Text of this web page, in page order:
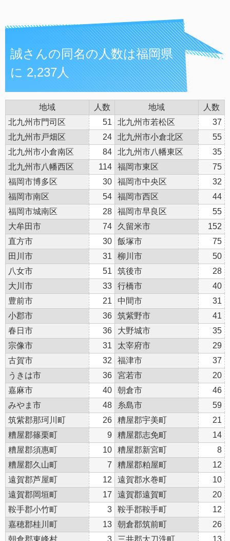
誠さんの同名の人数は福岡県
に 2,237人
地域 人数 地域
人数
北九州市門司区
51 北九州市若松区
37
北九州市戸畑区
24 北九州市小倉北区
55
北九州市小倉南区
84 北九州市八幡東区
35
北九州市八幡西区
114 福岡市東区
75
福岡市博多区
30 福岡市中央区
32
福岡市南区
54 福岡市西区
44
福岡市城南区
28 福岡市早良区
55
大牟田市
74 久留米市
152
直方市
30 飯塚市
75
田川市
31 柳川市
50
八女市
51 筑後市
28
大川市
33 行橋市
40
豊前市
21 中間市
31
小郡市
36 筑紫野市
41
春日市
36 大野城市
35
宗像市
31 太宰府市
29
古賀市
32 福津市
37
うきは市
36 宮若市
20
嘉麻市
40 朝倉市
46
みやま市
48 糸島市
59
筑紫郡那珂川町
26 糟屋郡宇美町
21
糟屋郡篠栗町
9 糟屋郡志免町
14
糟屋郡須惠町
10 糟屋郡新宮町
8
糟屋郡久山町
7 糟屋郡粕屋町
12
遠賀郡芦屋町
12 遠賀郡水巻町
10
遠賀郡岡垣町
17 遠賀郡遠賀町
20
鞍手郡小竹町
3 鞍手郡鞍手町
12
嘉穂郡桂川町
13 朝倉郡筑前町
26
朝倉郡東峰村
3 三井郡大刀洗町 13